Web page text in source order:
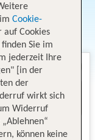
Cookie-
auf Cookies
Sie im
jederzeit Ihre
[in der
der
wirkt sich
Widerruf
können keine